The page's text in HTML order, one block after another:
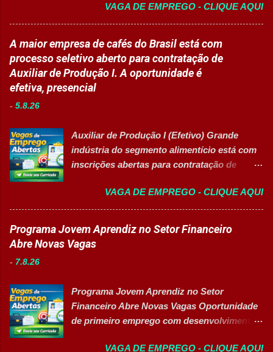
logísticos; Contribuir com melhorias na
operação; Atuar em equipe para garantir
agilidade nas entregas. ✅ Requisitos Ensino
Fundamental completo; Não é necessário
possuir experiência anterior; Perfil
organizado e proativo; Facilidade para
Remuneração Salário total podend...
CANDIDATAR-SE AGORA Sobre o Processo
Seletivo Uma das principais multinacionais
do setor de saúde e biotecnologia está com
inscrições abertas para contratação de
profissionais especializados em diversas
áreas de atuação. O processo seletivo
corporativa e oportunidades voltadas para a
promoção da diversidade e liderança
feminina no setor produtivo. Vagas
Patrimonial Sênior Analista Jurídico &
Compliance Sênior (Contrato Temporário - 2
Anos) Supervisor(a) de Produção (Vaga
Afirmativa para Mulheres) Analista de
VAGA DE EMPREGO - CLIQUE AQUI
A maior empresa de cafés do Brasil está com
processo seletivo aberto para contratação de
Auxiliar de Produção I. A oportunidade é
efetiva, presencial
- 5.8.26
Auxiliar de Produção I (Efetivo) Grande
indústria do segmento alimentício está com
inscrições abertas para contratação de
AGORA Resumo da vaga Cargo: Auxiliar de
Produção I Empresa: Grupo 3Corações Tipo
de contratação: Efetivo (CLT) Modelo de
trabalho: Presencial Inscrições até: 10 de
agosto de 2026 Acessibilidade: Vaga
abastecer materiais para as linhas de
produção. Separar produtos e insumos
utilizados na fabricação. Realizar paletização
VAGA DE EMPREGO - CLIQUE AQUI
Programa Jovem Aprendiz no Setor Financeiro
Abre Novas Vagas
- 7.8.26
Programa Jovem Aprendiz no Setor
Financeiro Abre Novas Vagas Oportunidade
de primeiro emprego com desenvolvimento
benefícios 👉 CANDIDATAR-SE AGORA
VAGA DE EMPREGO - CLIQUE AQUI